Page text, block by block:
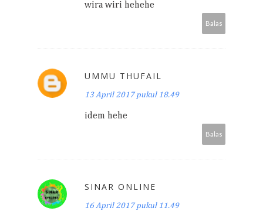
wira wiri hehehe
Balas
UMMU THUFAIL
13 April 2017 pukul 18.49
idem hehe
Balas
SINAR ONLINE
16 April 2017 pukul 11.49